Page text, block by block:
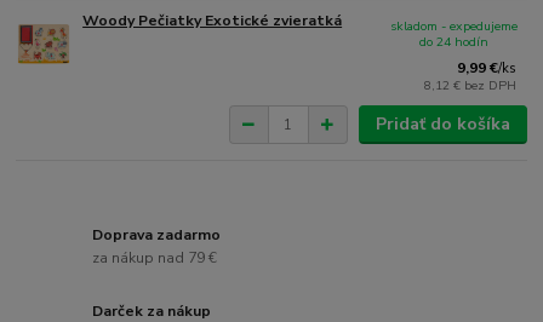
Woody Pečiatky Exotické zvieratká
9,99 €/ks
8,12 € bez DPH
skladom - expedujeme
do 24 hodín
Pridať do košíka
Doprava zadarmo
za nákup nad 79 €
Darček za nákup